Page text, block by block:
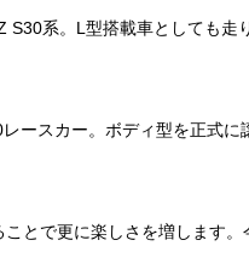
系。L型搭載車としても走
ースカー。ボディ型を正式に
とで更に楽しさを増します。